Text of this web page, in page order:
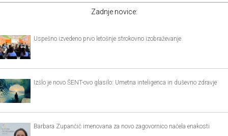
Zadnje novice:
Uspešno izvedeno prvo letošnje strokovno izobraževanje
Izšlo je novo ŠENT-ovo glasilo: Umetna inteligenca in duševno zdravje
Barbara Zupančič imenovana za novo zagovornico načela enakosti